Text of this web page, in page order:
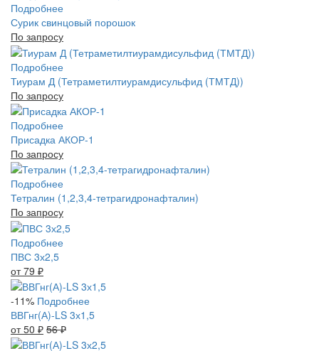
Подробнее
Сурик свинцовый порошок
По запросу
Подробнее
Тиурам Д (Тетраметилтиурамдисульфид (ТМТД))
По запросу
Подробнее
Присадка АКОР-1
По запросу
Подробнее
Тетралин (1,2,3,4-тетрагидронафталин)
По запросу
Подробнее
ПВС 3х2,5
от 79 ₽
-11% Подробнее
ВВГнг(А)-LS 3х1,5
от 50 ₽ 56₽